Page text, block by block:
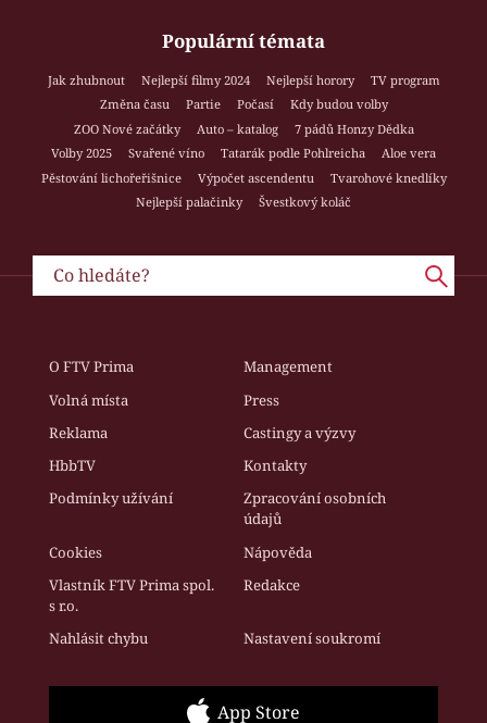
Populární témata
Jak zhubnout Nejlepší filmy 2024 Nejlepší horory
TV program
Změna času
Partie Počasí
Kdy budou volby
ZOO Nové začátky
Auto – katalog
7 pádů Honzy Dědka
Volby 2025
Svařené víno Tatarák podle Pohlreicha
Aloe vera
Pěstování lichořeřišnice
Výpočet ascendentu
Tvarohové knedlíky
Nejlepší palačinky
Švestkový koláč
O FTV Prima
Management
Volná místa
Press
Reklama
Castingy a výzvy
HbbTV
Kontakty
Podmínky užívání
Zpracování osobních
údajů
Cookies
Nápověda
Vlastník FTV Prima spol.
s r.o.
Redakce
Nahlásit chybu Nastavení soukromí
App Store